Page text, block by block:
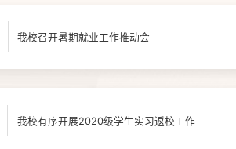
我校召开暑期就业工作推动会
我校有序开展2020级学生实习返校工作